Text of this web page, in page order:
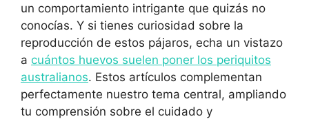
un comportamiento intrigante que quizás no
conocías. Y si tienes curiosidad sobre la
reproducción de estos pájaros, echa un vistazo
a cuántos huevos suelen poner los periquitos
australianos. Estos artículos complementan
perfectamente nuestro tema central, ampliando
tu comprensión sobre el cuidado y